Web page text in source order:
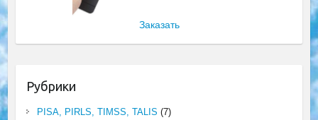
Заказать
Рубрики
PISA, PIRLS, TIMSS, TALIS (7)